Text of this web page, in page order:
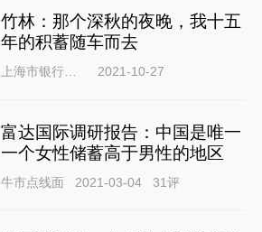
竹林：那个深秋的夜晚，我十五
年的积蓄随车而去
上海市银行博物馆 2021-10-27
富达国际调研报告：中国是唯一
一个女性储蓄高于男性的地区
牛市点线面 2021-03-04 31评